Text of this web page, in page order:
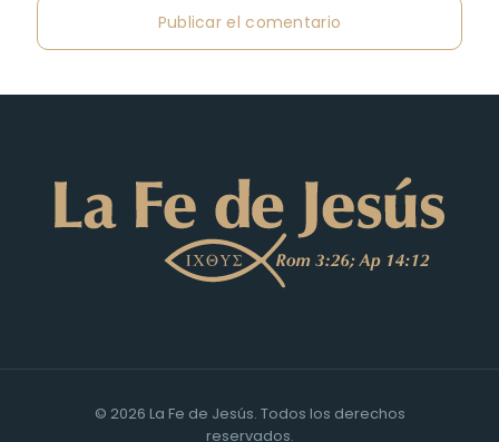
© 2026 La Fe de Jesús. Todos los derechos
reservados.